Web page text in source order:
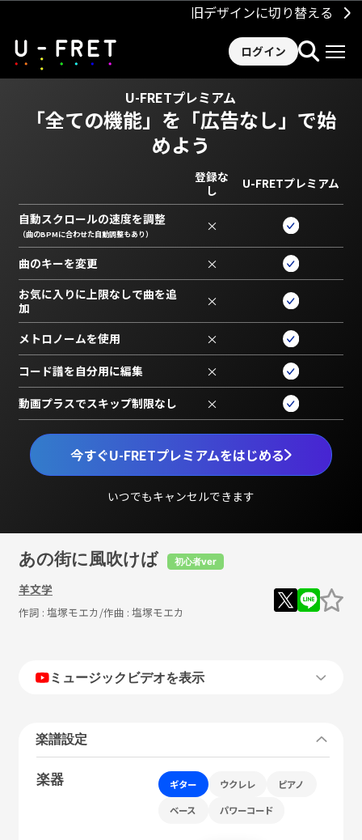
旧デザインに切り替える
ログイン
U-FRETプレミアム
「全ての機能」を 「広告なし」で始
めよう
今すぐU-FRETプレミアムをはじめる
いつでもキャンセルできます
登録な
し
U-FRETプレミアム
自動スクロールの速度を調整
（曲のBPMに合わせた自動調整もあり） ×
曲のキーを変更 ×
お気に入りに上限なしで曲を追
加
×
メトロノームを使用 ×
コード譜を自分用に編集 ×
動画プラスでスキップ制限なし ×
あの街に風吹けば 初心者ver
羊文学
作詞 : 塩塚モエカ /作曲 : 塩塚モエカ
ミュージックビデオを表示
楽譜設定
楽器 ギター ウクレレ ピアノ
ベース パワーコード